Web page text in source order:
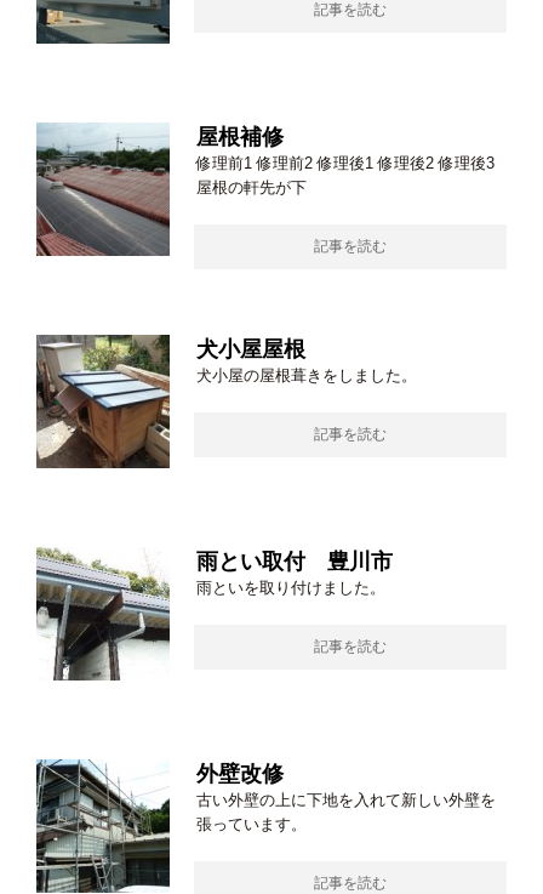
記事を読む
屋根補修
修理前1 修理前2 修理後1 修理後2 修理後3
屋根の軒先が下
記事を読む
犬小屋屋根
犬小屋の屋根葺きをしました。
記事を読む
雨とい取付 豊川市
雨といを取り付けました。
記事を読む
外壁改修
古い外壁の上に下地を入れて新しい外壁を
張っています。
記事を読む